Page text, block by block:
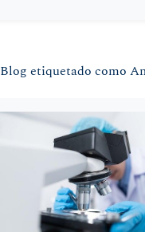
Blog etiquetado como